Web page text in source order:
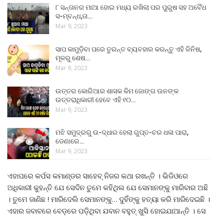
୮ ସନ୍ତାନର ମାଆ ହୋଇ ମଧ୍ୟ ରଖିଲା ପର ପୁରୁଷ ସହ ଅବୈଧ
ସ-ମ୍ବନ୍ଧ,ତା…
Mar 9, 2023
ସାପ କାମୁଡ଼ିବା ପରେ ତୁରନ୍ତ ବ୍ୟବହାର କରନ୍ତୁ ଏହି ଜିନିଷ,
ମୂଳରୁ ଶେଷ…
Mar 9, 2023
ଉତ୍ତର କୋରିଆର ଶାସକ କିମ ଜୋଙ୍ଗ ଉନଙ୍କ
ଉତ୍ତରାଧିକାରୀ ହେବେ ଏହି ୧୦…
Mar 9, 2023
ମଝି ସମୁଦ୍ରରୁ ଉ-ଦ୍ଧାର ହେଲା ଗୁପ୍ତ-ଚର ଧଳା ପାରା,
ଡେଣାରେ…
Mar 9, 2023
ଏହାପରେ କର୍ପସ କମାଣ୍ଡର ସାହେବ୍ ନିଜର କଥା ରଖନ୍ତି । ଭିଡିଓରେ
ଅଧିକାରୀ କୁହନ୍ତି ଯେ ସେଦିନ ତୁମେ କହିଥିଲ ଯେ ସେମାନଙ୍କୁ ମାରିବାର ଅଛି
। ତୁମେ ଜାଣିଛ ! ମାରିଦେଲି ସେମାନଙ୍କୁ… ଦୁହିଁଙ୍କୁ ହତ୍ୟା କରି ମାରିଦେଇଛି ।
ଏହାର ଜବାବରେ ବେଡ଼ରେ ପଡ଼ିଥିବା ଯବାନ ବହୁତ୍ ଖୁସି ହୋଇଯାଆନ୍ତି । ସେ